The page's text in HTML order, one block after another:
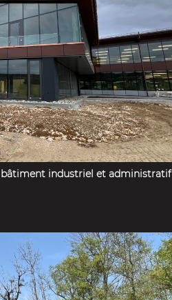
bâtiment industriel et administratif